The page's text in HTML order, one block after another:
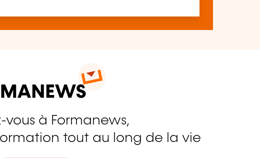
vous à Formanews,
tout au long de la vie